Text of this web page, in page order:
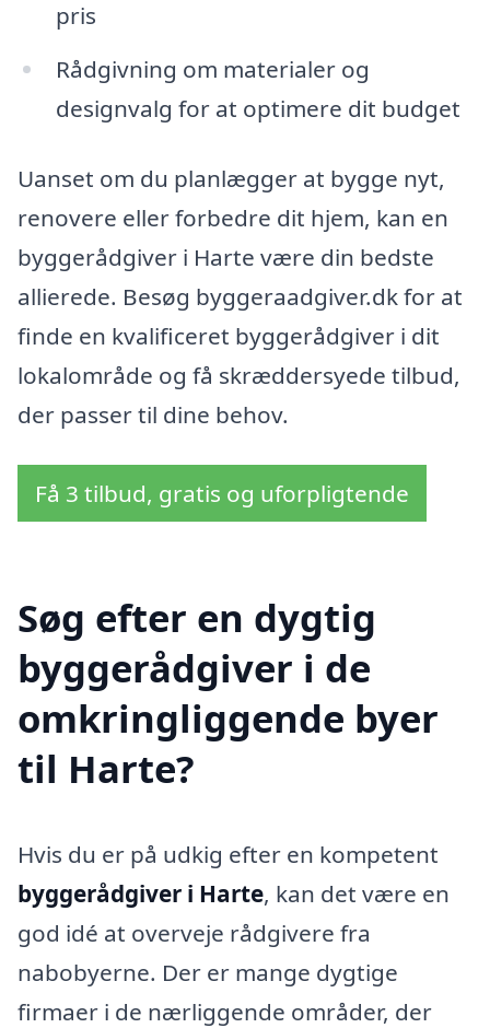
pris
Rådgivning om materialer og
designvalg for at optimere dit budget
Uanset om du planlægger at bygge nyt,
renovere eller forbedre dit hjem, kan en
byggerådgiver i Harte være din bedste
allierede. Besøg byggeraadgiver.dk for at
finde en kvalificeret byggerådgiver i dit
lokalområde og få skræddersyede tilbud,
der passer til dine behov.
Få 3 tilbud, gratis og uforpligtende
Søg efter en dygtig
byggerådgiver i de
omkringliggende byer
til Harte?
Hvis du er på udkig efter en kompetent
byggerådgiver i Harte, kan det være en
god idé at overveje rådgivere fra
nabobyerne. Der er mange dygtige
firmaer i de nærliggende områder, der